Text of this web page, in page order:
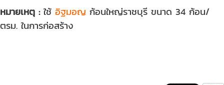
หมายเหตุ :ใช้ อิฐมอญ ก้อนใหญ่ราชบุรี ขนาด 34 ก้อน/
ตรม. ในการก่อสร้าง